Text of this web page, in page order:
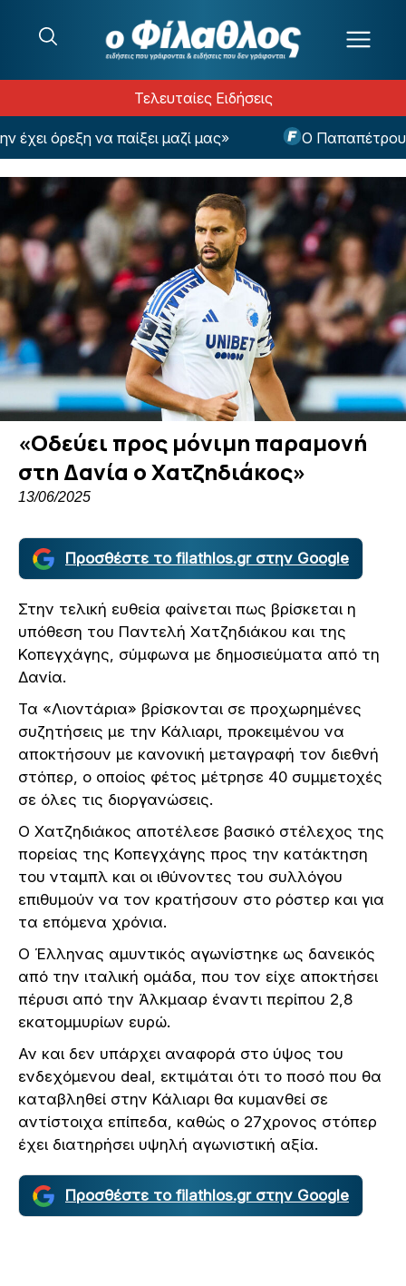
Τελευταίες Ειδήσεις
όρεξη να παίξει μαζί μας» Ο Παπαπέτρου θα
«Οδεύει προς μόνιμη παραμονή
στη Δανία ο Χατζηδιάκος»
13/06/2025
Προσθέστε το filathlos.gr στην Google
Στην τελική ευθεία φαίνεται πως βρίσκεται η
υπόθεση του Παντελή Χατζηδιάκου και της
Κοπεγχάγης, σύμφωνα με δημοσιεύματα από τη
Δανία.
Τα «Λιοντάρια» βρίσκονται σε προχωρημένες
συζητήσεις με την Κάλιαρι, προκειμένου να
αποκτήσουν με κανονική μεταγραφή τον διεθνή
στόπερ, ο οποίος φέτος μέτρησε 40 συμμετοχές
σε όλες τις διοργανώσεις.
Ο Χατζηδιάκος αποτέλεσε βασικό στέλεχος της
πορείας της Κοπεγχάγης προς την κατάκτηση
του νταμπλ και οι ιθύνοντες του συλλόγου
επιθυμούν να τον κρατήσουν στο ρόστερ και για
τα επόμενα χρόνια.
Ο Έλληνας αμυντικός αγωνίστηκε ως δανεικός
από την ιταλική ομάδα, που τον είχε αποκτήσει
πέρυσι από την Άλκμααρ έναντι περίπου 2,8
εκατομμυρίων ευρώ.
Αν και δεν υπάρχει αναφορά στο ύψος του
ενδεχόμενου deal, εκτιμάται ότι το ποσό που θα
καταβληθεί στην Κάλιαρι θα κυμανθεί σε
αντίστοιχα επίπεδα, καθώς ο 27χρονος στόπερ
έχει διατηρήσει υψηλή αγωνιστική αξία.
Προσθέστε το filathlos.gr στην Google